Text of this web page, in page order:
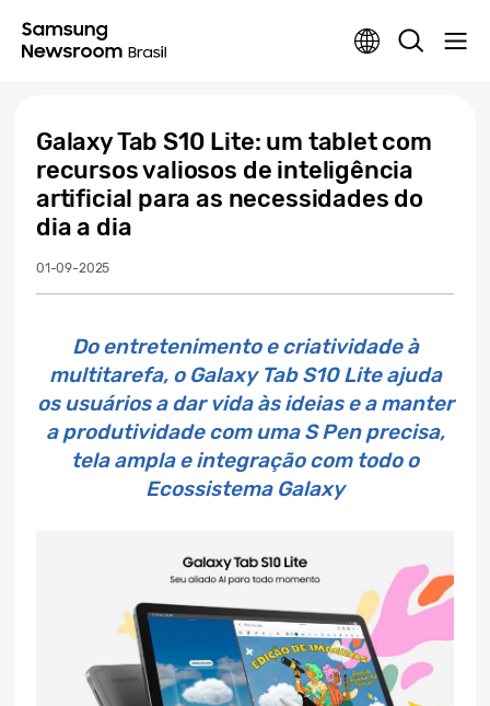
Galaxy Tab S10 Lite: um tablet com
recursos valiosos de inteligência
artificial para as necessidades do
dia a dia
01-09-2025
Do entretenimento e criatividade à
multitarefa, o Galaxy Tab S10 Lite ajuda
os usuários a dar vida às ideias e a manter
a produtividade com uma S Pen precisa,
tela ampla e integração com todo o
Ecossistema Galaxy